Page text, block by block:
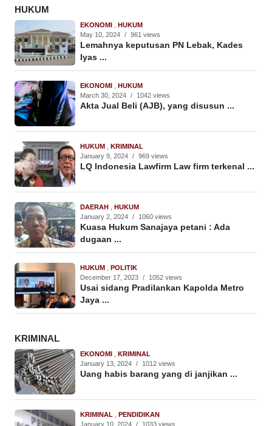
HUKUM
EKONOMI , HUKUM
May 10, 2024 / 961 views
Lemahnya keputusan PN Lebak, Kades
Iyas ...
EKONOMI , HUKUM
March 30, 2024 / 1042 views
Akta Jual Beli (AJB), yang disusun ...
HUKUM , KRIMINAL
January 9, 2024 / 969 views
LQ Indonesia Lawfirm Law firm terkenal ...
DAERAH , HUKUM
January 2, 2024 / 1060 views
Kuasa Hukum Sanajaya petani : Ada
dugaan ...
HUKUM , POLITIK
December 17, 2023 / 1052 views
Usai sidang Pradilankan Kapolda Metro
Jaya ...
KRIMINAL
EKONOMI , KRIMINAL
January 13, 2024 / 1012 views
Uang habis barang yang di janjikan ...
KRIMINAL , PENDIDIKAN
January 10, 2024 / 1033 views